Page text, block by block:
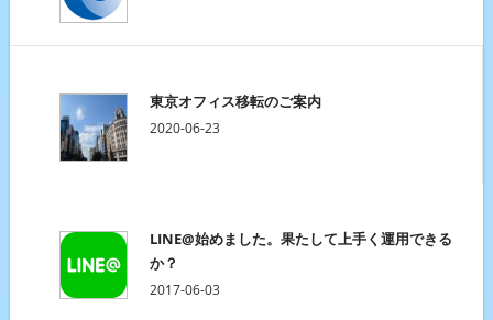
東京オフィス移転のご案内
2020-06-23
LINE@始めました。果たして上手く運用できる
か？
2017-06-03